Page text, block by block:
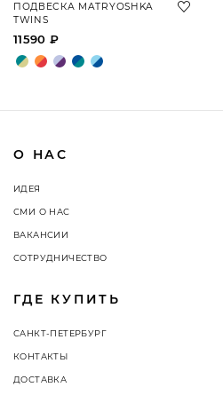
ПОДВЕСКА MATRYOSHKA
TWINS
11590 ₽
О НАС
ИДЕЯ
СМИ О НАС
ВАКАНСИИ
СОТРУДНИЧЕСТВО
ГДЕ КУПИТЬ
САНКТ-ПЕТЕРБУРГ
КОНТАКТЫ
ДОСТАВКА